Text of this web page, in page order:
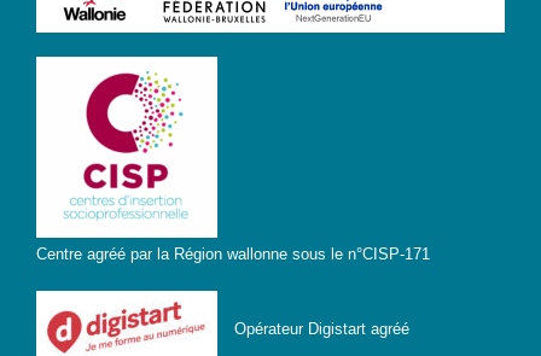
Centre agréé par la Région wallonne sous le n°CISP-171
Opérateur Digistart agréé